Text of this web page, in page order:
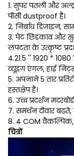
1. सुपर पतली और
पीसी dustproof है।
2. निर्बाध डिजाइन,
3. पेंट छिड़काव और
लंपटता के उत्कृष्ट
4.21.5 '' 1920 *
व्यूइंग एंगल, हाई
5. अपनाने 5 तार
हस्तक्षेप है।
6. उच्च प्रदर्शन
7. समर्थन दीवार
8. 4 COM वैकल्पिक,
चित्रों